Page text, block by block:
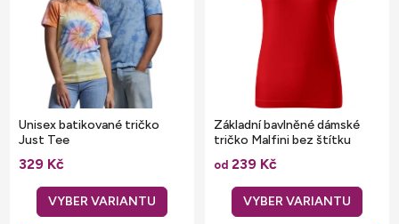
o
d
u
Unisex batikované tričko
Just Tee
329 Kč
Základní bavlněné dámské
tričko Malfini bez štítku
od 239 Kč